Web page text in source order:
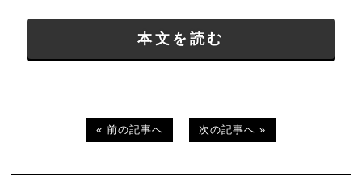
本文を読む
« 前の記事へ 次の記事へ »